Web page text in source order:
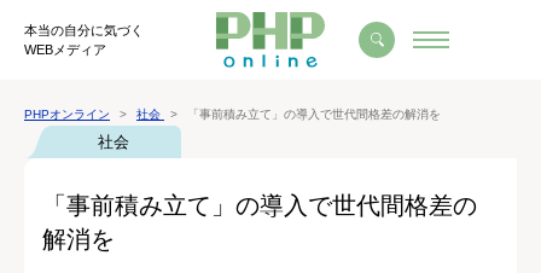
本当の自分に気づく
WEBメディア
PHPオンライン 社会 「事前積み立て」の導入で世代間格差の解消を
社会
「事前積み立て」の導入で世代間格差の
解消を